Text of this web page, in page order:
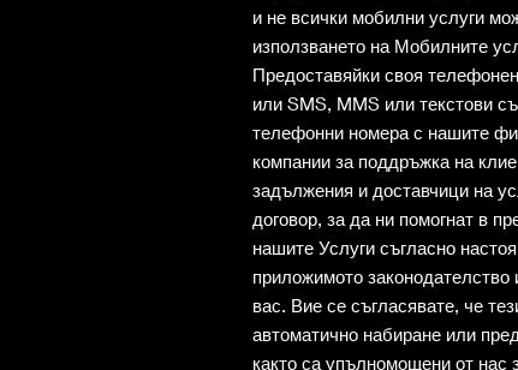
и не всички мобилни услуги
използването на Мобилните
Предоставяйки своя
или SMS, MMS или текстови
телефонни номера с нашите
компании за поддръжка на
задължения и доставчици на
договор, за да ни помогнат в
нашите Услуги съгласно
приложимото
вас. Вие се съгласявате, че
автоматично набиране или
както са упълномощени от нас